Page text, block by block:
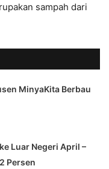
sampah dari
MinyaKita Berbau
Luar Negeri April –
Persen